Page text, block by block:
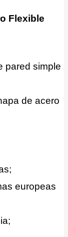
Flexible
pared simple
de acero
europeas